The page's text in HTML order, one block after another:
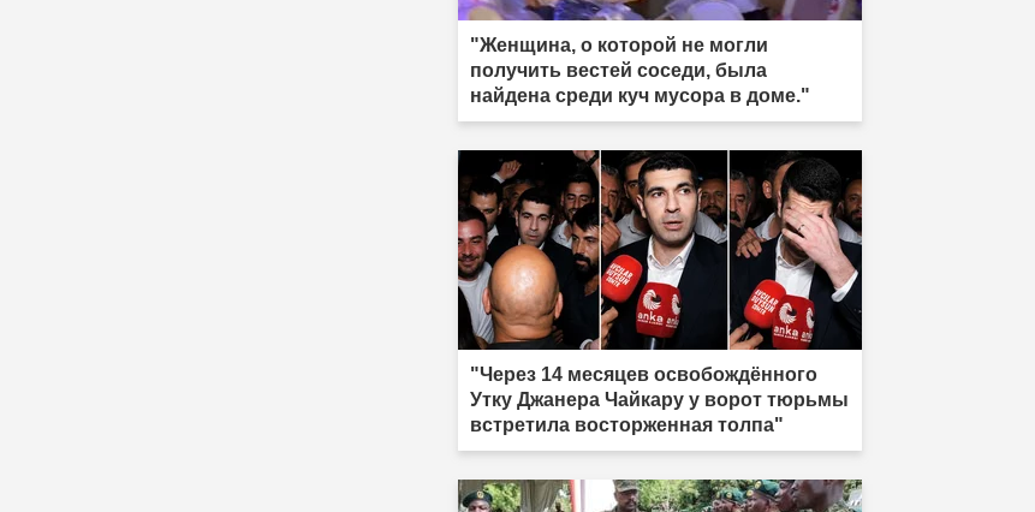
"Женщина, о которой не могли
получить вестей соседи, была
найдена среди куч мусора в доме."
"Через 14 месяцев освобождённого
Утку Джанера Чайкару у ворот тюрьмы
встретила восторженная толпа"